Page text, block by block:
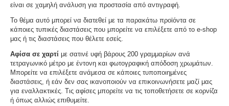
είναι σε χαμηλή ανάλυση για προστασία από αντιγραφή.
Το θέμα αυτό μπορεί να διατεθεί με τα παρακάτω προϊόντα σε
κάποιες τυπικές διαστάσεις που μπορείτε να επιλέξετε από το e-shop
μας ή τις διαστάσεις που θέλετε εσείς.
Αφίσα σε χαρτί με σατινέ υφή βάρους 200 γραμμαρίων ανά
τετραγωνικό μέτρο με έντονη και φωτογραφική απόδοση χρωμάτων.
Μπορείτε να επιλέξετε ανάμεσα σε κάποιες τυποποιημένες
διαστάσεις, ή εάν δεν σας ικανοποιούν να επικοινωνήσετε μαζί μας
για εναλλακτικές. Τις αφίσες μπορείτε να τις τοποθετήσετε σε κορνίζα
ή όπως αλλιώς επιθυμείτε.